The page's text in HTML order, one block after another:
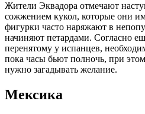
Жители Эквадора отмечают
сожжением кукол, которые они
фигурки часто наряжают в
начиняют петардами. Согласно
перенятому у испанцев,
пока часы бьют полночь, при
нужно загадывать желание.
Мексика